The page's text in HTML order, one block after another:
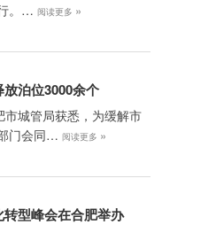
。… 阅读更多 »
泊位3000余个
城管局获悉，为缓解市
门会同… 阅读更多 »
型峰会在合肥举办